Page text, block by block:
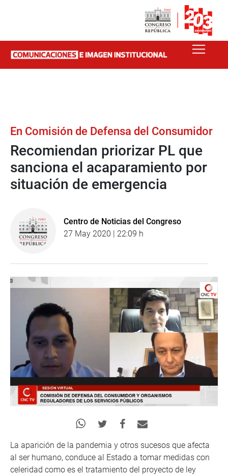
En Comisión de Defensa del Consumidor
Recomiendan priorizar PL que
sanciona el acaparamiento por
situación de emergencia
Centro de Noticias del Congreso
27 May 2020 | 22:09 h
La aparición de la pandemia y otros sucesos que afecta
al ser humano, conduce al Estado a tomar medidas con
celeridad como es el tratamiento del proyecto de ley